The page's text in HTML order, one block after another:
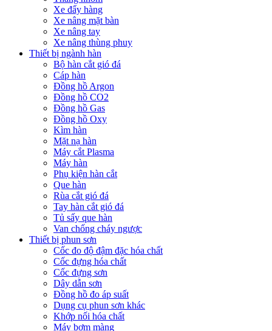
Xe đẩy hàng
Xe nâng mặt bàn
Xe nâng tay
Xe nâng thùng phuy
Thiết bị ngành hàn
Bộ hàn cắt gió đá
Cáp hàn
Đồng hồ Argon
Đồng hồ CO2
Đồng hồ Gas
Đồng hồ Oxy
Kìm hàn
Mặt nạ hàn
Máy cắt Plasma
Máy hàn
Phụ kiện hàn cắt
Que hàn
Rùa cắt gió đá
Tay hàn cắt gió đá
Tủ sấy que hàn
Van chống cháy ngược
Thiết bị phun sơn
Cốc đo độ đậm đặc hóa chất
Cốc đựng hóa chất
Cốc đựng sơn
Dây dẫn sơn
Đồng hồ đo áp suất
Dụng cụ phun sơn khác
Khớp nối hóa chất
Máy bơm màng